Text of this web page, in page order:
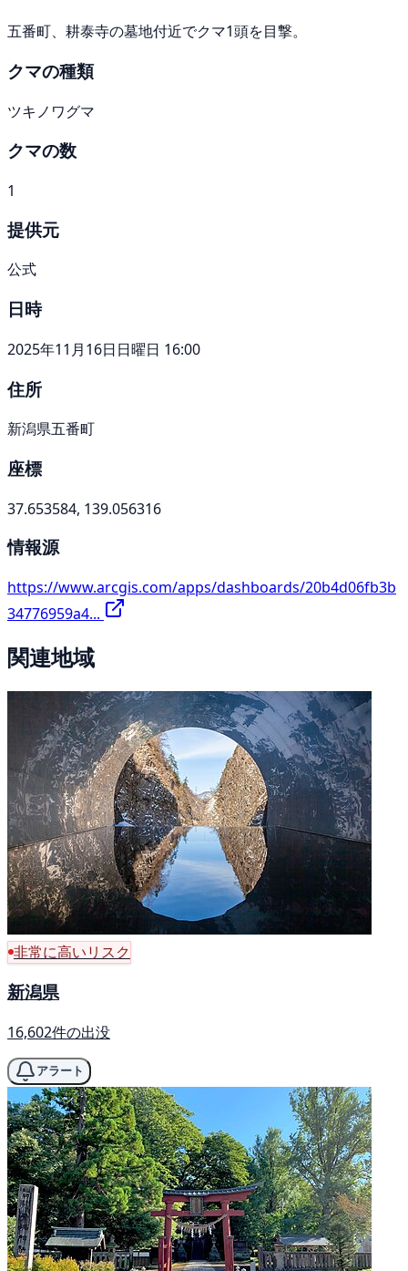
五番町、耕泰寺の墓地付近でクマ1頭を目撃。
クマの種類
ツキノワグマ
クマの数
1
提供元
公式
日時
2025年11月16日日曜日 16:00
住所
新潟県五番町
座標
37.653584, 139.056316
情報源
https://www.arcgis.com/apps/dashboards/20b4d06fb3b
34776959a4...
関連地域
非常に高いリスク
新潟県
16,602件の出没
アラート